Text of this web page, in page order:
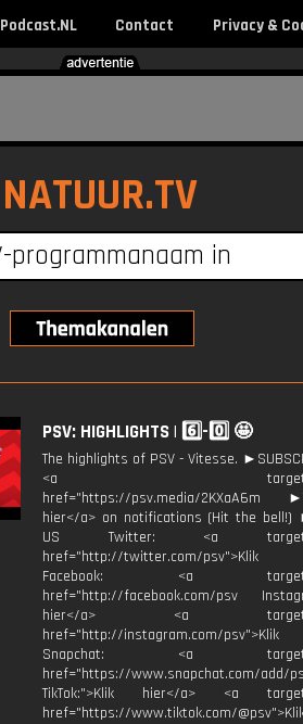
Podcast.NL Contact Privacy &
NATUUR.TV
PSV: HIGHLIGHTS | 6️⃣-0️⃣ 🤩
The highlights of PSV - Vitesse.
<a
href="https://psv.media/2KXaA6m
hier</a> on notifications (Hit the bell!)
US Twitter: <a
href="http://twitter.com/psv">Klik
Facebook: <a
href="http://facebook.com/psv
hier</a> <a
href="http://instagram.com/
Snapchat: <a
href="https://www.snapchat.com/add/
TikTok:">Klik hier</a> <a
href="https://www.tiktok.com/